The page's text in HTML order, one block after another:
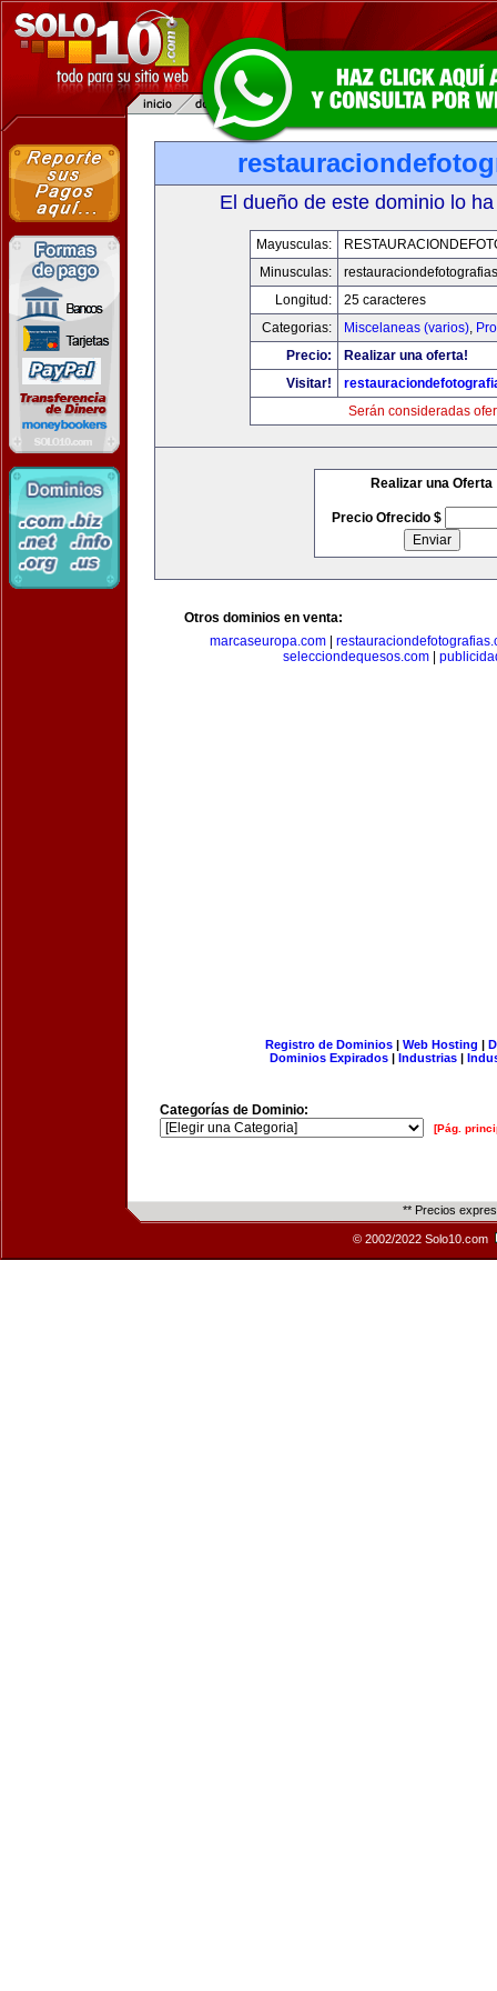
El dueño de este dominio lo
Mayusculas:
Minusculas:
Longitud:
25 caracteres
Categorias:
Miscelaneas (varios),
Precio:
Realizar una oferta!
Visitar!
Serán consideradas
Realizar una Oferta
Precio Ofrecido $
Otros dominios en venta:
marcaseuropa.com|
selecciondequesos.com|
Registro de Dominios| Web Hosting |
Dominios Expirados | Industrias |
Categorías de Dominio:
[Pág.
** Precios
© 2002/2022 Solo10.com